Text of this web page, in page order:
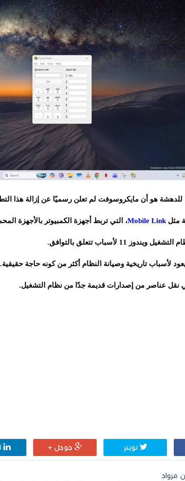
للدهشة هو أن مايكروسوفت لم تعلن رسميًا عن إزالة هذا
مثل Mobile Link، التي تربط أجهزة الكمبيوتر بالأجهزة
11 لأسباب تتعلق بالتوافق.
لأسباب تاريخية وصيانة النظام أكثر من كونه حاجة
نقل عناصر من إصدارات قديمة جدًا من نظام التشغيل.
تويتر جوجل +
مزواد